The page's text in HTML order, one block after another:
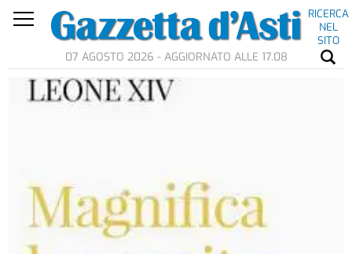
RICERCA
NEL
SITO
07 AGOSTO 2026 - AGGIORNATO ALLE 17.08